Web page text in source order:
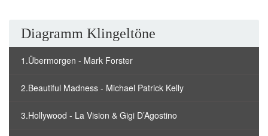
Diagramm Klingeltöne
1.Übermorgen - Mark Forster
2.Beautiful Madness - Michael Patrick Kelly
3.Hollywood - La Vision & Gigi D’Agostino